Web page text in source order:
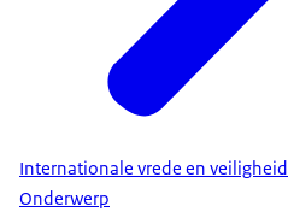
Internationale vrede en veiligheid
Onderwerp